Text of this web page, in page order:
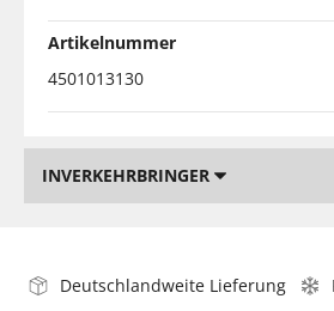
Artikelnummer
4501013130
INVERKEHRBRINGER
Deutschlandweite Lieferung